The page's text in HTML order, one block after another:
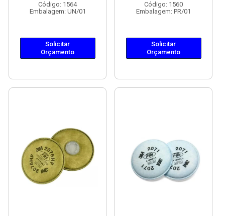
Código: 1564
Embalagem: UN/01
Solicitar
Orçamento
Código: 1560
Embalagem: PR/01
Solicitar
Orçamento